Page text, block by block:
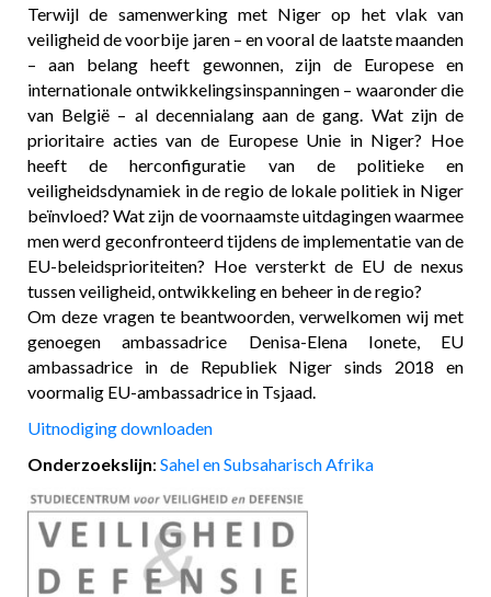
Terwijl de samenwerking met Niger op het vlak van
veiligheid de voorbije jaren – en vooral de laatste maanden
– aan belang heeft gewonnen, zijn de Europese en
internationale ontwikkelingsinspanningen – waaronder die
van België – al decennialang aan de gang. Wat zijn de
prioritaire acties van de Europese Unie in Niger? Hoe
heeft de herconfiguratie van de politieke en
veiligheidsdynamiek in de regio de lokale politiek in Niger
beïnvloed? Wat zijn de voornaamste uitdagingen waarmee
men werd geconfronteerd tijdens de implementatie van de
EU-beleidsprioriteiten? Hoe versterkt de EU de nexus
tussen veiligheid, ontwikkeling en beheer in de regio?
Om deze vragen te beantwoorden, verwelkomen wij met
genoegen ambassadrice Denisa-Elena Ionete, EU
ambassadrice in de Republiek Niger sinds 2018 en
voormalig EU-ambassadrice in Tsjaad.
Uitnodiging downloaden
Onderzoekslijn: Sahel en Subsaharisch Afrika